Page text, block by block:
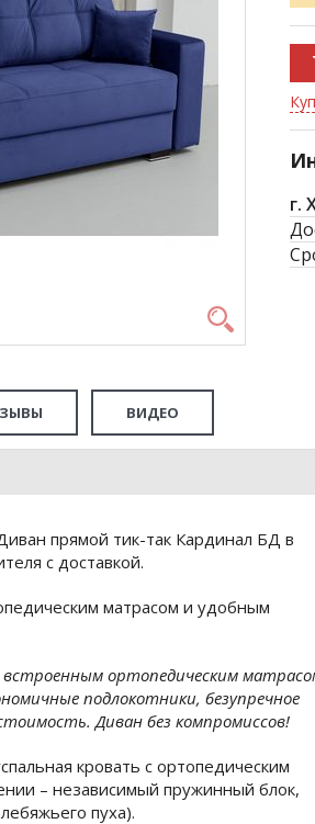
г.
ВИДЕО
прямой тик-так Кардинал БД в
с доставкой.
матрасом и удобным
встроенным ортопедическим
подлокотники, безупречное
Диван без компромиссов!
кровать с ортопедическим
– независимый пружинный блок,
пуха).